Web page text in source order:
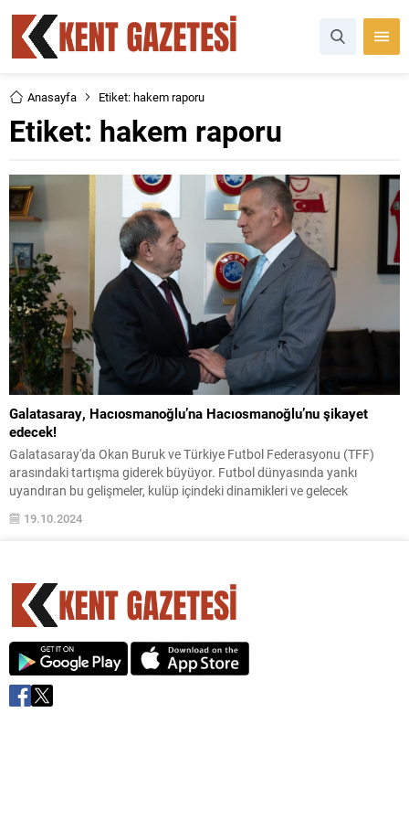
Anasayfa Etiket: hakem raporu
Etiket: hakem raporu
Galatasaray, Hacıosmanoğlu’na Hacıosmanoğlu’nu şikayet
edecek!
Galatasaray'da Okan Buruk ve Türkiye Futbol Federasyonu (TFF)
arasındaki tartışma giderek büyüyor. Futbol dünyasında yankı
uyandıran bu gelişmeler, kulüp içindeki dinamikleri ve gelecek
19.10.2024